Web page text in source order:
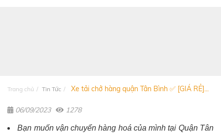
Trang chủ Tin Tức Xe tải chở hàng quận Tân Bình ✅ [GIÁ RẺ]...
06/09/2023 1278
Bạn muốn vận chuyển hàng hoá của mình tại Quận Tân